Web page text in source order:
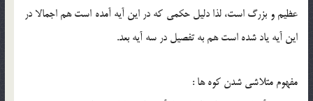
عظیم و بزرگ است، لذا دلیل حکمی که در این آیه آمده است هم اجمالا در
این آیه یاد شده است هم به تفصیل در سه آیه بعد.
مفهوم متلاشی شدن کوه ها :